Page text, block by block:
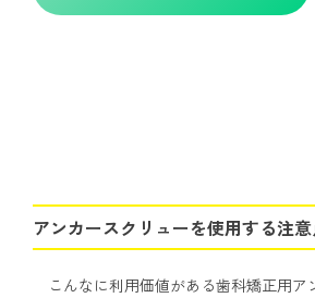
アンカースクリューを使用する注
こんなに利用価値がある歯科矯正用ア